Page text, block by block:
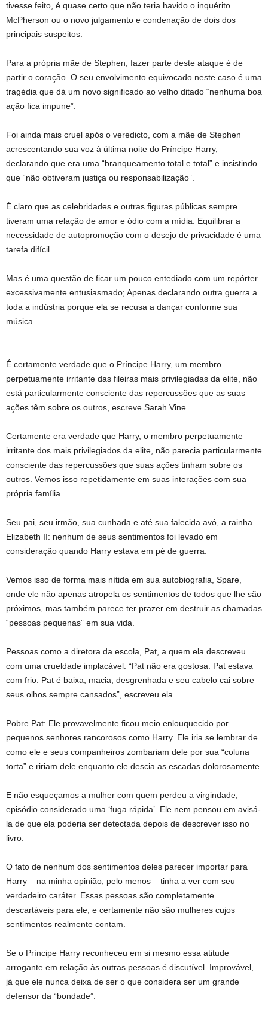
tivesse feito, é quase certo que não teria havido o inquérito
McPherson ou o novo julgamento e condenação de dois dos
principais suspeitos.
Para a própria mãe de Stephen, fazer parte deste ataque é de
partir o coração. O seu envolvimento equivocado neste caso é uma
tragédia que dá um novo significado ao velho ditado “nenhuma boa
ação fica impune”.
Foi ainda mais cruel após o veredicto, com a mãe de Stephen
acrescentando sua voz à última noite do Príncipe Harry,
declarando que era uma “branqueamento total e total” e insistindo
que “não obtiveram justiça ou responsabilização”.
É claro que as celebridades e outras figuras públicas sempre
tiveram uma relação de amor e ódio com a mídia. Equilibrar a
necessidade de autopromoção com o desejo de privacidade é uma
tarefa difícil.
Mas é uma questão de ficar um pouco entediado com um repórter
excessivamente entusiasmado; Apenas declarando outra guerra a
toda a indústria porque ela se recusa a dançar conforme sua
música.
É certamente verdade que o Príncipe Harry, um membro
perpetuamente irritante das fileiras mais privilegiadas da elite, não
está particularmente consciente das repercussões que as suas
ações têm sobre os outros, escreve Sarah Vine.
Certamente era verdade que Harry, o membro perpetuamente
irritante dos mais privilegiados da elite, não parecia particularmente
consciente das repercussões que suas ações tinham sobre os
outros. Vemos isso repetidamente em suas interações com sua
própria família.
Seu pai, seu irmão, sua cunhada e até sua falecida avó, a rainha
Elizabeth II: nenhum de seus sentimentos foi levado em
consideração quando Harry estava em pé de guerra.
Vemos isso de forma mais nítida em sua autobiografia, Spare,
onde ele não apenas atropela os sentimentos de todos que lhe são
próximos, mas também parece ter prazer em destruir as chamadas
“pessoas pequenas” em sua vida.
Pessoas como a diretora da escola, Pat, a quem ela descreveu
com uma crueldade implacável: “Pat não era gostosa. Pat estava
com frio. Pat é baixa, macia, desgrenhada e seu cabelo cai sobre
seus olhos sempre cansados”, escreveu ela.
Pobre Pat: Ele provavelmente ficou meio enlouquecido por
pequenos senhores rancorosos como Harry. Ele iria se lembrar de
como ele e seus companheiros zombariam dele por sua “coluna
torta” e ririam dele enquanto ele descia as escadas dolorosamente.
E não esqueçamos a mulher com quem perdeu a virgindade,
episódio considerado uma ‘fuga rápida’. Ele nem pensou em avisá-
la de que ela poderia ser detectada depois de descrever isso no
livro.
O fato de nenhum dos sentimentos deles parecer importar para
Harry – na minha opinião, pelo menos – tinha a ver com seu
verdadeiro caráter. Essas pessoas são completamente
descartáveis ​​para ele, e certamente não são mulheres cujos
sentimentos realmente contam.
Se o Príncipe Harry reconheceu em si mesmo essa atitude
arrogante em relação às outras pessoas é discutível. Improvável,
já que ele nunca deixa de ser o que considera ser um grande
defensor da “bondade”.